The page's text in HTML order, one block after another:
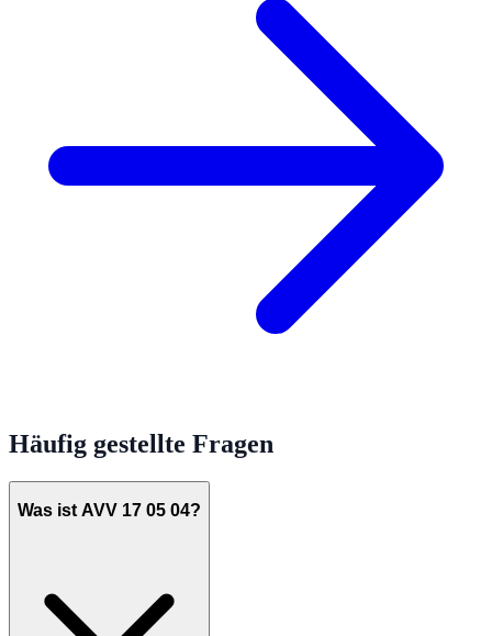
Häufig gestellte Fragen
Was ist AVV 17 05 04?